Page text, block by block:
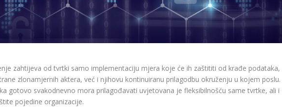
zahtijeva od tvrtki samo implementaciju mjera koje će ih zaštititi od krađe podataka,
zlonamjernih aktera, već i njihovu kontinuiranu prilagodbu okruženju u kojem poslu.
gotovo svakodnevno mora prilagođavati uvjetovana je fleksibilnošću same tvrtke, ali i
pojedine organizacije.